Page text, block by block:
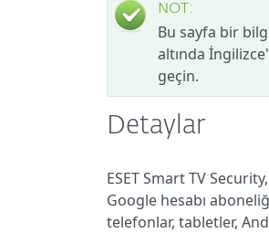
NOT:
Bu sayfa bir
altında
geçin.
Detaylar
ESET Smart TV
Google hesabı
telefonlar, tabletler,